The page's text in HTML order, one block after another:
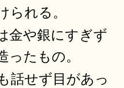
られる。
金や銀にすぎず
ったもの。
話せず目があっ